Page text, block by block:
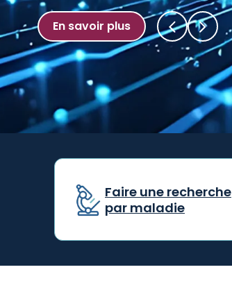
En savoir plus
Faire une recherche
par maladie